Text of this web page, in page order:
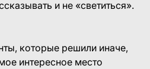
и не «светиться».
которые решили иначе,
интересное место